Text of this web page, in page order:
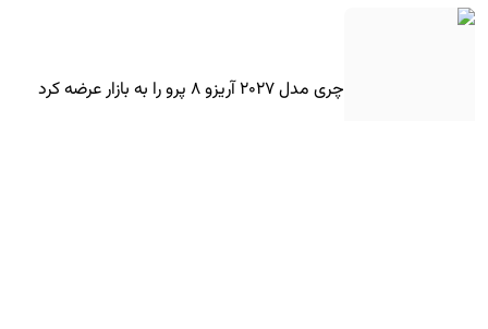
چری مدل ۲۰۲۷ آریزو ۸ پرو را به بازار عرضه کرد